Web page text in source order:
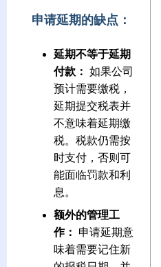
申请延期的缺点：
延期不等于延期
付款： 如果公司
预计需要缴税，
延期提交税表并
不意味着延期缴
税。税款仍需按
时支付，否则可
能面临罚款和利
息。
额外的管理工
作：
申请延期意
味着需要记住新